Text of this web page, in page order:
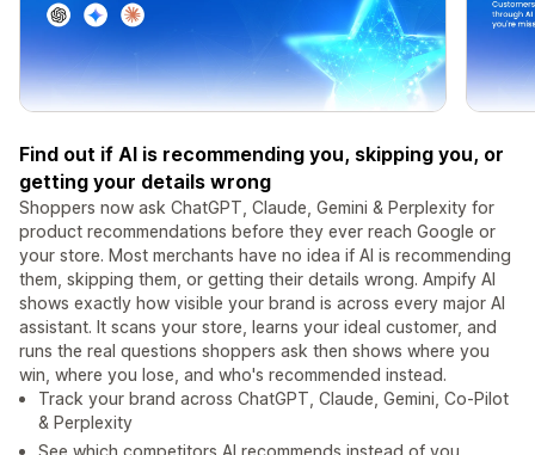
Find out if AI is recommending you, skipping you, or
getting your details wrong
Shoppers now ask ChatGPT, Claude, Gemini & Perplexity for
product recommendations before they ever reach Google or
your store. Most merchants have no idea if AI is recommending
them, skipping them, or getting their details wrong. Ampify AI
shows exactly how visible your brand is across every major AI
assistant. It scans your store, learns your ideal customer, and
runs the real questions shoppers ask then shows where you
win, where you lose, and who's recommended instead.
Track your brand across ChatGPT, Claude, Gemini, Co-Pilot
& Perplexity